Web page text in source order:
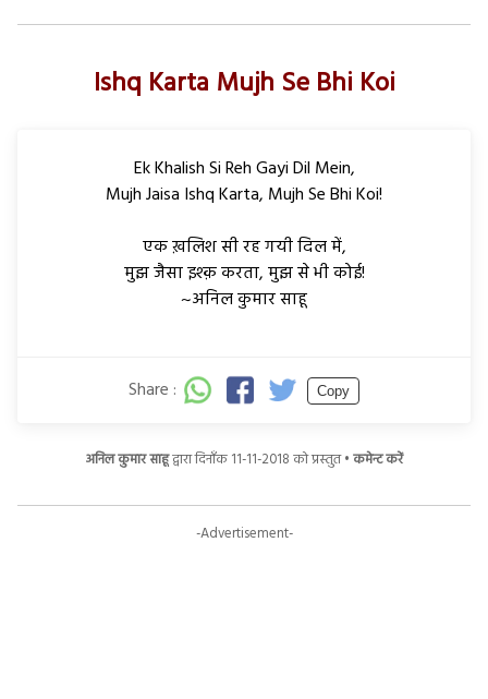
Ishq Karta Mujh Se Bhi Koi
Ek Khalish Si Reh Gayi Dil Mein,
Mujh Jaisa Ishq Karta, Mujh Se Bhi Koi!
एक ख़लिश सी रह गयी दिल में,
मुझ जैसा इश्क़ करता, मुझ से भी कोई!
~अनिल कुमार साहू
Share : Copy
अनिल कुमार साहूद्वारा दिनाँक 11-11-2018 को प्रस्तुत •कमेन्ट करें
-Advertisement-